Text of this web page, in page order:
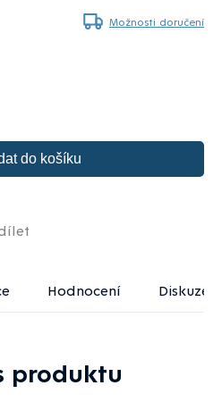
Možnosti doručení
do košíku
Hodnocení Diskuze
produktu